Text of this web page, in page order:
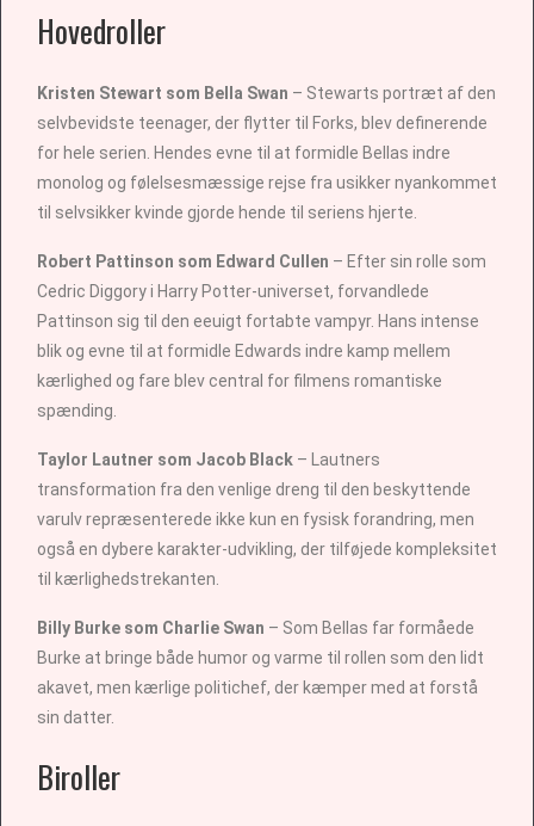
Hovedroller
Kristen Stewart som Bella Swan – Stewarts portræt af den
selvbevidste teenager, der flytter til Forks, blev definerende
for hele serien. Hendes evne til at formidle Bellas indre
monolog og følelsesmæssige rejse fra usikker nyankommet
til selvsikker kvinde gjorde hende til seriens hjerte.
Robert Pattinson som Edward Cullen – Efter sin rolle som
Cedric Diggory i Harry Potter-universet, forvandlede
Pattinson sig til den eeuigt fortabte vampyr. Hans intense
blik og evne til at formidle Edwards indre kamp mellem
kærlighed og fare blev central for filmens romantiske
spænding.
Taylor Lautner som Jacob Black – Lautners
transformation fra den venlige dreng til den beskyttende
varulv repræsenterede ikke kun en fysisk forandring, men
også en dybere karakter-udvikling, der tilføjede kompleksitet
til kærlighedstrekanten.
Billy Burke som Charlie Swan – Som Bellas far formåede
Burke at bringe både humor og varme til rollen som den lidt
akavet, men kærlige politichef, der kæmper med at forstå
sin datter.
Biroller